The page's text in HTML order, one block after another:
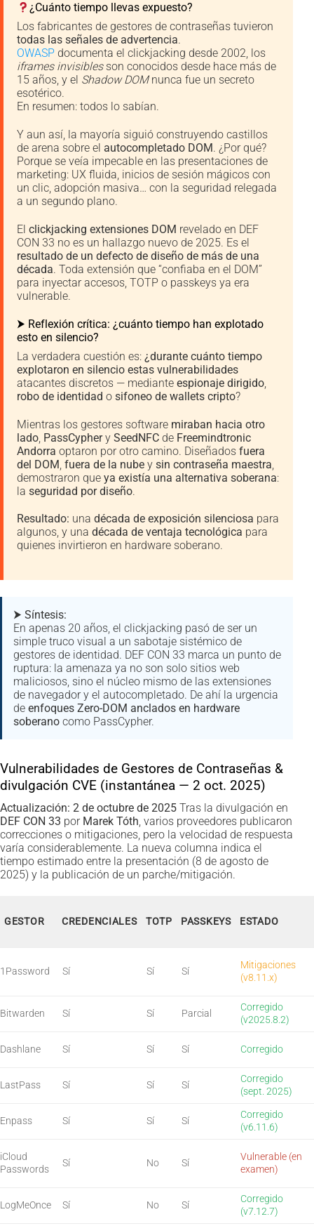
¿Cuánto tiempo llevas expuesto?
Los fabricantes de gestores de contraseñas tuvieron
todas las señales de advertencia.
OWASP documenta el clickjacking desde 2002, los
iframes invisiblesson conocidos desde hace más de
15 años, y el Shadow DOMnunca fue un secreto
esotérico.
En resumen: todos lo sabían.
Y aun así, la mayoría siguió construyendo castillos
de arena sobre el autocompletado DOM. ¿Por qué?
Porque se veía impecable en las presentaciones de
marketing: UX fluida, inicios de sesión mágicos con
un clic, adopción masiva… con la seguridad relegada
a un segundo plano.
Elclickjacking extensiones DOM revelado en DEF
CON 33 no es un hallazgo nuevo de 2025. Es el
resultado de un defecto de diseño de más de una
década. Toda extensión que “confiaba en el DOM”
para inyectar accesos, TOTP o passkeys ya era
vulnerable.
⮞ Reflexión crítica: ¿cuánto tiempo han explotado
esto en silencio?
La verdadera cuestión es: ¿durante cuánto tiempo
explotaron en silencio estas vulnerabilidades
atacantes discretos — medianteespionaje dirigido
robo de identidad osifoneo de wallets cripto?
Mientras los gestores software miraban hacia otro
lado PassCypherySeedNFC de Freemindtronic
Andorra optaron por otro camino. Diseñadosfuera
del DOM ,fuera de la nube ysin contraseña maestra
demostraron queya existía una alternativa soberana:
laseguridad por diseño.
Resultado: unadécada de exposición silenciosa para
algunos, y unadécada de ventaja tecnológica para
quienes invirtieron en hardware soberano.
⮞ Síntesis:
En apenas 20 años, el clickjacking pasó de ser un
simple truco visual a un sabotaje sistémico de
gestores de identidad. DEF CON 33 marca un punto de
ruptura: la amenaza ya no son solo sitios web
maliciosos, sino el núcleo mismo de las extensiones
de navegador y el autocompletado. De ahí la urgencia
de enfoques Zero-DOM anclados en hardware
soberano como PassCypher.
Vulnerabilidades de Gestores de Contraseñas &
divulgación CVE (instantánea — 2 oct. 2025)
Actualización: 2 de octubre de 2025 Tras la divulgación en
DEF CON 33 por Marek Tóth, varios proveedores publicaron
correcciones o mitigaciones, pero la velocidad de respuesta
varía considerablemente. La nueva columna indica el
tiempo estimado entre la presentación (8 de agosto de
2025) y la publicación de un parche/mitigación.
GESTOR CREDENCIALES TOTP PASSKEYS ESTADO
1Password Sí Sí Sí
Mitigaciones
(v8.11.x)
Bitwarden Sí Sí Parcial
Corregido
(v2025.8.2)
Dashlane Sí Sí Sí Corregido
LastPass Sí Sí Sí
Corregido
(sept. 2025)
Enpass Sí Sí Sí
Corregido
(v6.11.6)
iCloud
Passwords
Sí No Sí
Vulnerable (en
examen)
LogMeOnce Sí No Sí
Corregido
(v7.12.7)